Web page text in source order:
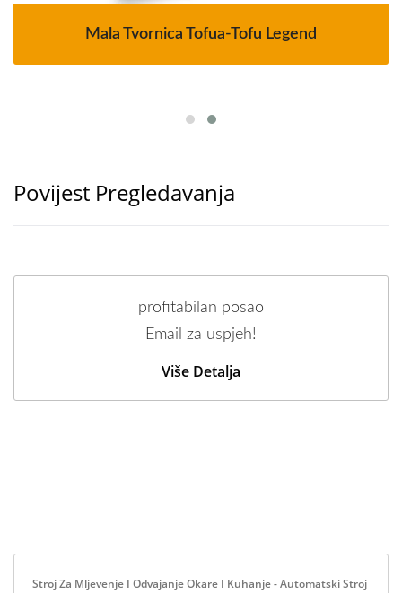
Mala Tvornica Tofua-Tofu Legend
Povijest Pregledavanja
profitabilan posao
Email za uspjeh!
Više Detalja
Stroj Za Mljevenje I Odvajanje Okare I Kuhanje - Automatski Stroj